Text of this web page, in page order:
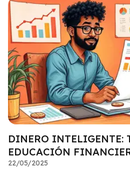
DINERO INTELIGENTE:
EDUCACIÓN
22/05/2025